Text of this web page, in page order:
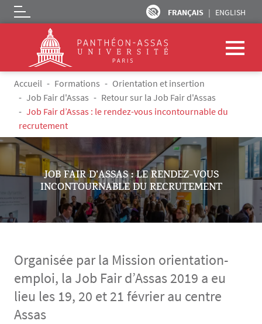
Aller au contenu principal
FRANÇAIS ENGLISH
Logo
Fil d'Ariane
Accueil Formations
Orientation et insertion
Job Fair d'Assas
Retour sur la Job Fair d'Assas
Job Fair d’Assas : le rendez-vous incontournable du
recrutement
JOB FAIR D’ASSAS : LE RENDEZ-VOUS
INCONTOURNABLE DU RECRUTEMENT
Organisée par la Mission orientation-
emploi, la Job Fair d’Assas 2019 a eu
lieu les 19, 20 et 21 février au centre
Assas